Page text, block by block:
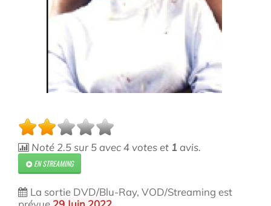
Noté 2.5sur5 avec4votes et 1 avis.
EN STREAMING
La sortie DVD/Blu-Ray, VOD/Streaming est